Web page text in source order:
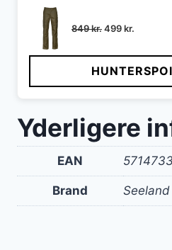
849kr.Den
pris
var:
849 kr..
499kr.
pris
er:
499 kr..
Yderligere
EAN
Brand Seeland